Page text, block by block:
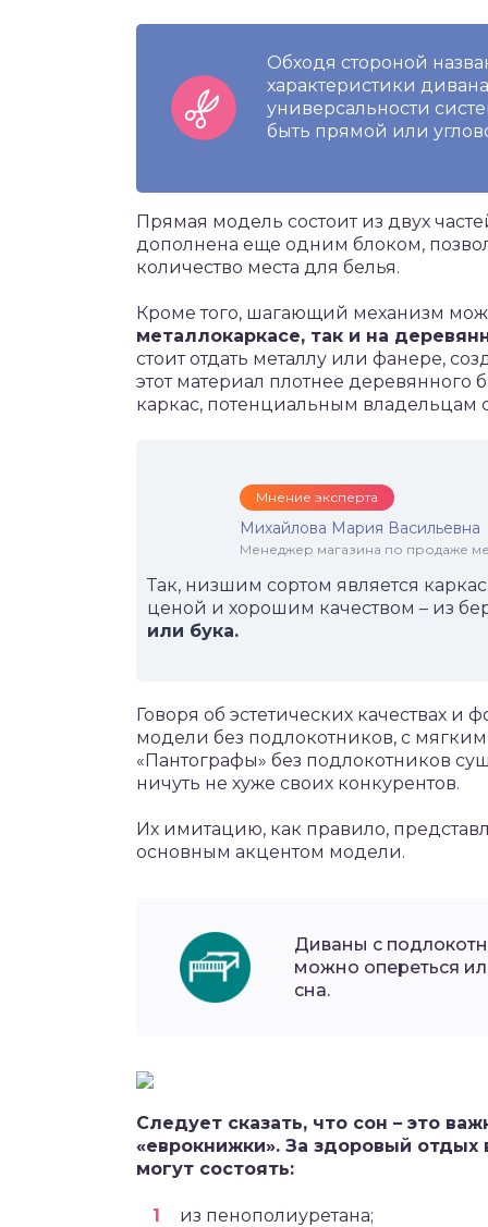
Обходя стороной
характеристики
универсальности
быть прямой или
Прямая модель состоит из двух
дополнена еще одним блоком,
количество места для белья.
Кроме того, шагающий механизм
металлокаркасе, так и на
стоит отдать металлу или фанере,
этот материал плотнее
каркас, потенциальным владельцам
Мнение эксперта
Михайлова Мария Васильевна
Менеджер магазина по продаже
Так, низшим сортом является
ценой и хорошим качеством – из
или бука.
Говоря об эстетических качествах и
модели без подлокотников, с
«Пантографы» без подлокотников
ничуть не хуже своих конкурентов.
Их имитацию, как правило,
основным акцентом модели.
Диваны с
можно опереться
сна.
Следует сказать, что сон – это
«еврокнижки». За здоровый
могут состоять:
из пенополиуретана;